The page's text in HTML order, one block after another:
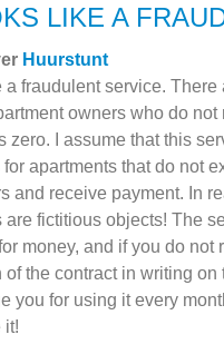
LIKE A
Huurstunt
a fraudulent service. There
owners who do not
zero. I assume that this
apartments that do not
and receive payment. In
are fictitious objects! The
money, and if you do not
the contract in writing on
you for using it every
it!